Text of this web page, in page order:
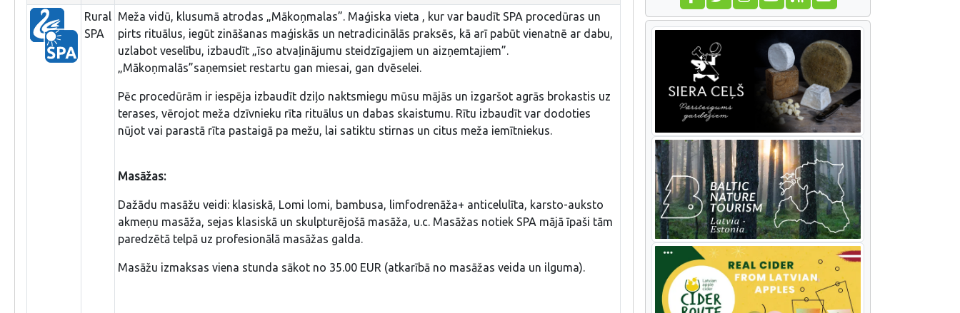
Rural
SPA
Meža vidū, klusumā atrodas „Mākoņmalas”. Maģiska vieta , kur var baudīt SPA procedūras un
pirts rituālus, iegūt zināšanas maģiskās un netradicinālās praksēs, kā arī pabūt vienatnē ar dabu,
uzlabot veselību, izbaudīt „īso atvaļinājumu steidzīgajiem un aizņemtajiem”.
„Mākoņmalās”saņemsiet restartu gan miesai, gan dvēselei.
Pēc procedūrām ir iespēja izbaudīt dziļo naktsmiegu mūsu mājās un izgaršot agrās brokastis uz
terases, vērojot meža dzīvnieku rīta rituālus un dabas skaistumu. Rītu izbaudīt var dodoties
nūjot vai parastā rīta pastaigā pa mežu, lai satiktu stirnas un citus meža iemītniekus.
Masāžas:
Dažādu masāžu veidi: klasiskā, Lomi lomi, bambusa, limfodrenāža+ anticelulīta, karsto-auksto
akmeņu masāža, sejas klasiskā un skulpturējošā masāža, u.c. Masāžas notiek SPA mājā īpaši tām
paredzētā telpā uz profesionālā masāžas galda.
Masāžu izmaksas viena stunda sākot no 35.00 EUR (atkarībā no masāžas veida un ilguma).